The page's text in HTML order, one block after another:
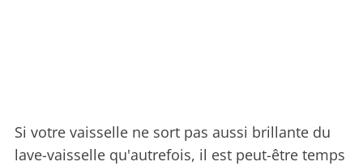
Si votre vaisselle ne sort pas aussi brillante du
lave-vaisselle qu'autrefois, il est peut-être temps